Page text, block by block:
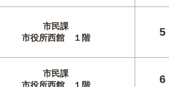
市民課
市役所西館 １階
5
市民課
6